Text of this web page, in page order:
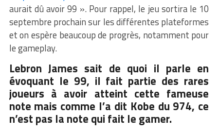
aurait dû avoir 99 ». Pour rappel, le jeu sortira le 10
septembre prochain sur les différentes plateformes
et on espère beaucoup de progrès, notamment pour
le gameplay.
Lebron James sait de quoi il parle en
évoquant le 99, il fait partie des rares
joueurs à avoir atteint cette fameuse
note mais comme l’a dit Kobe du 974, ce
n’est pas la note qui fait le gamer.